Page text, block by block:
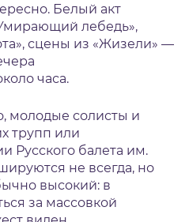
Белый акт
лебедь»,
сцены из «Жизели» —
часа.
молодые солисты и
трупп или
Русского балета им.
не всегда, но
высокий: в
за массовкой